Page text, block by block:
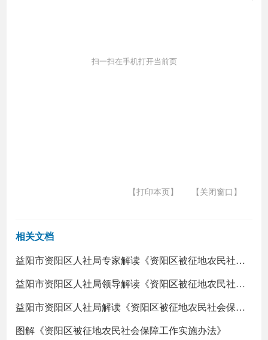
扫一扫在手机打开当前页
【打印本页】 【关闭窗口】
相关文档
益阳市资阳区人社局专家解读《资阳区被征地农民社会保障工作实施办法》
益阳市资阳区人社局领导解读《资阳区被征地农民社会保障工作实施办法》
益阳市资阳区人社局解读《资阳区被征地农民社会保障工作实施办法》
图解《资阳区被征地农民社会保障工作实施办法》